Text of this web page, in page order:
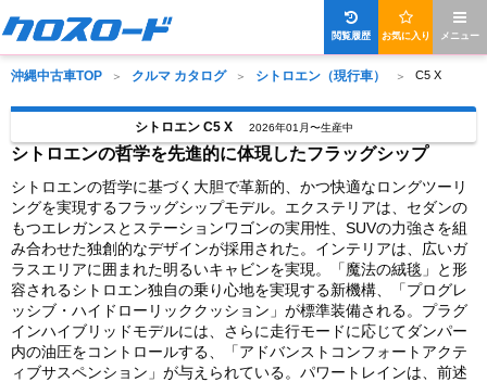
メニュー
お気に入り
閲覧履歴
沖縄中古車TOP クルマ カタログ シトロエン（現行車） C5 X
シトロエン C5 X 2026年01月〜生産中
シトロエンの哲学を先進的に体現したフラッグシップ
シトロエンの哲学に基づく大胆で革新的、かつ快適なロングツーリ
ングを実現するフラッグシップモデル。エクステリアは、セダンの
もつエレガンスとステーションワゴンの実用性、SUVの力強さを組
み合わせた独創的なデザインが採用された。インテリアは、広いガ
ラスエリアに囲まれた明るいキャビンを実現。「魔法の絨毯」と形
容されるシトロエン独自の乗り心地を実現する新機構、「プログレ
ッシブ・ハイドローリッククッション」が標準装備される。プラグ
インハイブリッドモデルには、さらに走行モードに応じてダンパー
内の油圧をコントロールする、「アドバンストコンフォートアクテ
ィブサスペンション」が与えられている。パワートレインは、前述